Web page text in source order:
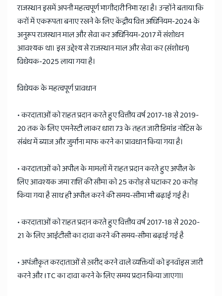
राजस्थान इसमें अपनी महत्वपूर्ण भागीदारी निभा रहा है। उन्होंने बताया कि
करों में एकरूपता बनाए रखने के लिए केंद्रीय वित्त अधिनियम-2024 के
अनुरूप राजस्थान माल और सेवा कर अधिनियम-2017 में संशोधन
आवश्यक था। इस उद्देश्य से राजस्थान माल और सेवा कर (संशोधन)
विधेयक-2025 लाया गया है।
विधेयक के महत्वपूर्ण प्रावधान
• करदाताओं को राहत प्रदान करते हुए वित्तीय वर्ष 2017-18 से 2019-
20 तक के लिए एमनेस्टी लाकर धारा 73 के तहत जारी डिमांड नोटिस के
संबंध में ब्याज और जुर्माना माफ करने का प्रावधान किया गया है।
• करदाताओं को अपील के मामलों में राहत प्रदान करते हुए अपील के
लिए आवश्यक जमा राशि की सीमा को 25 करोड़ से घटाकर 20 करोड़
किया गया है साथ ही अपील करने की समय-सीमा भी बढ़ाई गई है।
• करदाताओं को राहत प्रदान करते हुए वित्तीय वर्ष 2017-18 से 2020-
21 के लिए आईटीसी का दावा करने की समय-सीमा बढ़ाई गई है
• अपंजीकृत करदाताओं से ख़रीद करने वाले व्यक्तियों को इनवॉइस जारी
करने और ITC का दावा करने के लिए समय प्रदान किया जाएगा।